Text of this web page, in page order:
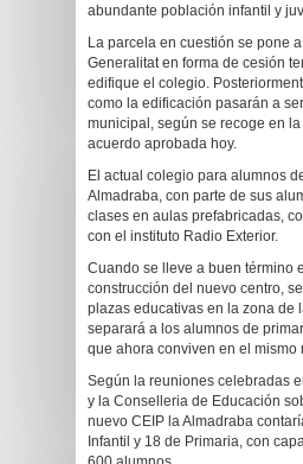
abundante población infantil y
La parcela en cuestión se pone
Generalitat en forma de cesión
edifique el colegio.
como la edificación pasarán a
municipal, según se recoge en
acuerdo aprobada hoy.
El actual colegio para alumnos
Almadraba, con parte de sus
clases en aulas prefabricadas,
con el instituto Radio Exterior.
Cuando se lleve a buen término
construcción del nuevo centro,
plazas educativas en la zona de
separará a los alumnos de
que ahora conviven en el mismo
Según la reuniones celebradas
y la Conselleria de Educación
nuevo CEIP la Almadraba
Infantil y 18 de Primaria, con